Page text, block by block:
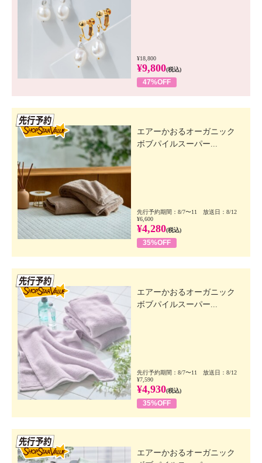
¥18,800
¥9,800(税込)
47%OFF
エアーかおるオーガニック
ボブパイルスーパー...
先行予約期間：8/7〜11 放送日：8/12
¥6,600
¥4,280(税込)
35%OFF
エアーかおるオーガニック
ボブパイルスーパー...
先行予約期間：8/7〜11 放送日：8/12
¥7,590
¥4,930(税込)
35%OFF
エアーかおるオーガニック